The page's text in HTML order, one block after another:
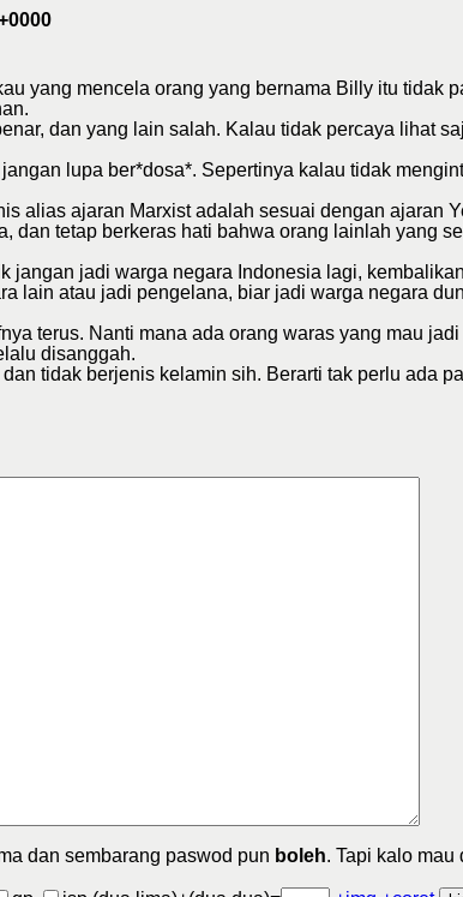
yang mencela orang yang bernama Billy itu tidak
dan yang lain salah. Kalau tidak percaya lihat
lupa ber*dosa*. Sepertinya kalau tidak
alias ajaran Marxist adalah sesuai dengan ajaran
dan tetap berkeras hati bahwa orang lainlah yang
jangan jadi warga negara Indonesia lagi,
lain atau jadi pengelana, biar jadi warga negara
terus. Nanti mana ada orang waras yang mau
disanggah.
tidak berjenis kelamin sih. Berarti tak perlu ada
dan sembarang paswod pun boleh. Tapi kalo mau